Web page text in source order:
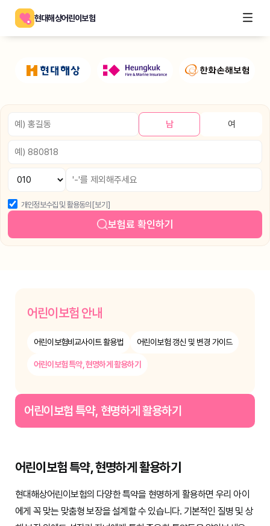
현대해상어린이보험
남 여
개인정보수집 및 활용동의 [보기]
보험료 확인하기
어린이보험 안내
어린이보험비교사이트 활용법 어린이보험 갱신 및 변경 가이드
어린이보험 특약, 현명하게 활용하기
어린이보험 특약, 현명하게 활용하기
어린이보험 특약, 현명하게 활용하기
현대해상어린이보험의 다양한 특약을 현명하게 활용하면 우리 아이
에게 꼭 맞는 맞춤형 보장을 설계할 수 있습니다. 기본적인 질병 및 상